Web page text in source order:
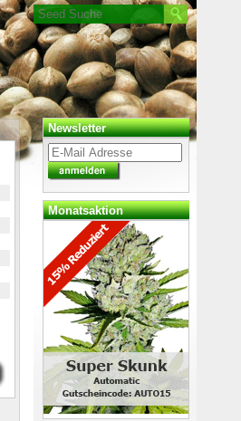
Newsletter
Monatsaktion